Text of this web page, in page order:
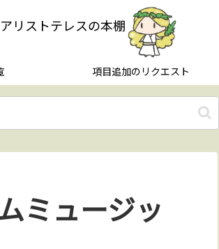
アリストテレスの本棚
項目追加のリクエスト
ミュージッ